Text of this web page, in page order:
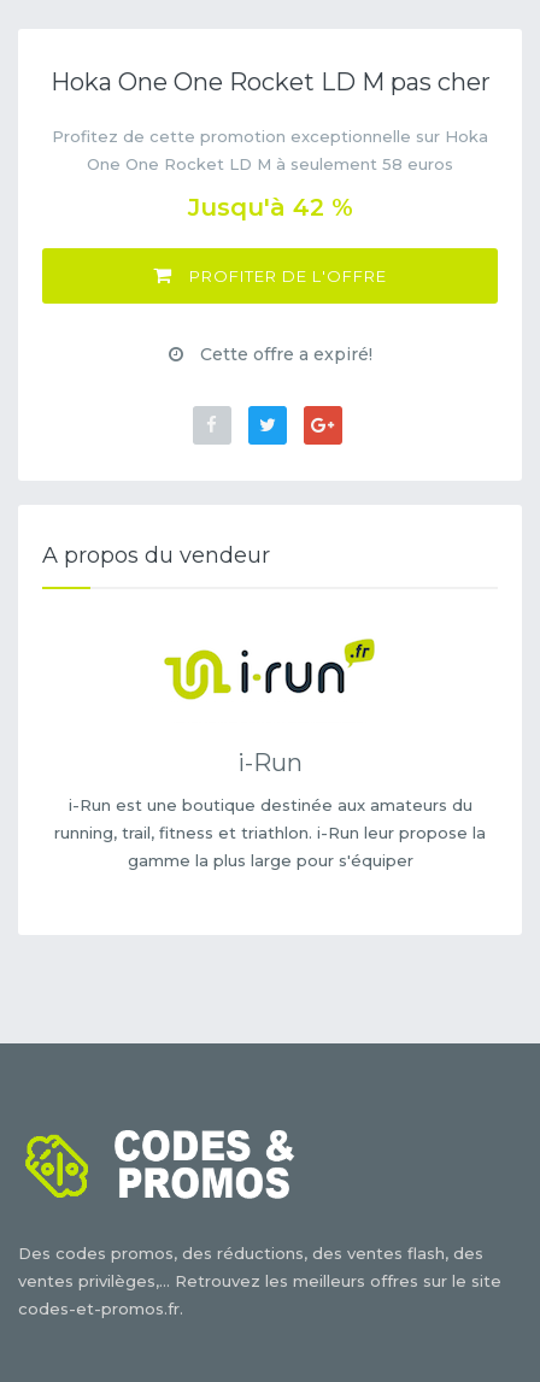
Hoka One One Rocket LD M pas cher
Profitez de cette promotion exceptionnelle sur Hoka
One One Rocket LD M à seulement 58 euros
Jusqu'à 42 %
PROFITER DE L'OFFRE
Cette offre a expiré!
A propos du vendeur
i-Run
i-Run est une boutique destinée aux amateurs du
running, trail, fitness et triathlon. i-Run leur propose la
gamme la plus large pour s'équiper
Des codes promos, des réductions, des ventes flash, des
ventes privilèges,... Retrouvez les meilleurs offres sur le site
codes-et-promos.fr.